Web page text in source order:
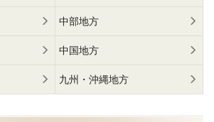
中部地方
中国地方
九州・沖縄地方